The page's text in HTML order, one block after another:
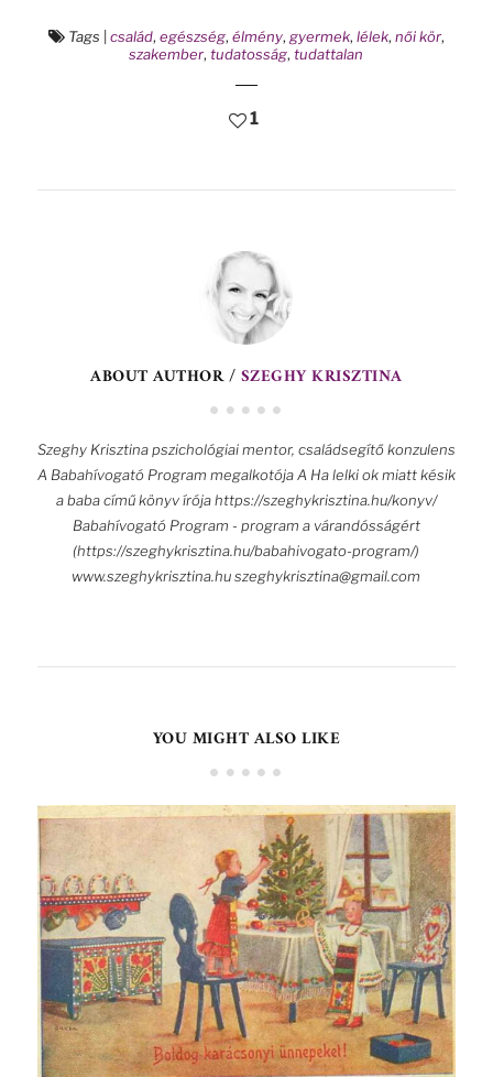
Tags család, egészség, élmény, gyermek, lélek, női kör,
szakember,tudatosság,tudattalan
1
ABOUT AUTHOR /SZEGHY KRISZTINA
Szeghy Krisztina pszichológiai mentor, családsegítő konzulens
A Babahívogató Program megalkotója A Ha lelki ok miatt késik
a baba című könyv írója https://szeghykrisztina.hu/konyv/
Babahívogató Program - program a várandósságért
(https://szeghykrisztina.hu/babahivogato-program/)
www.szeghykrisztina.hu szeghykrisztina@gmail.com
YOU MIGHT ALSO LIKE